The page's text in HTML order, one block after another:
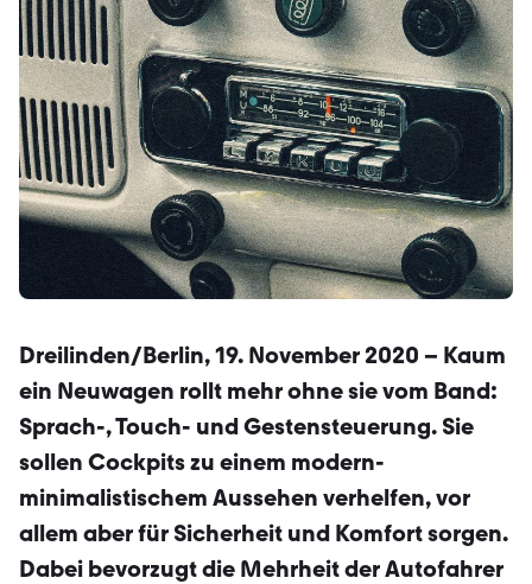
Dreilinden/Berlin, 19. November 2020 – Kaum
ein Neuwagen rollt mehr ohne sie vom Band:
Sprach-, Touch- und Gestensteuerung. Sie
sollen Cock­pits zu einem modern-
minimalistischem Aussehen verhelfen, vor
allem aber für Sicherheit und Komfort sorgen.
Dabei bevorzugt die Mehrheit der Autofahrer